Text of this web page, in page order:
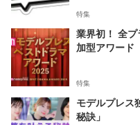
特集
業界初！ 全
加型アワード
特集
モデルプレス
秘訣」